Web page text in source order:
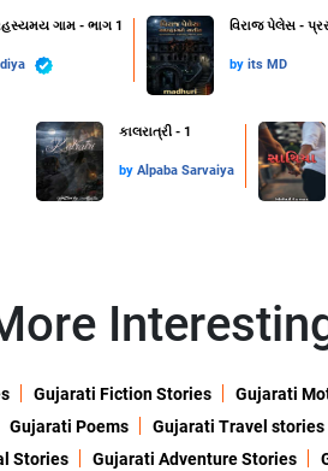
ગામ - ભાગ 1 વિરાજ પેલેસ -
by its MD
કાલરાત્રી - 1
by Alpaba Sarvaiya
Gujarati Fiction Stories Gujarati
Gujarati Poems Gujarati Travel stories
Stories Gujarati Adventure Stories